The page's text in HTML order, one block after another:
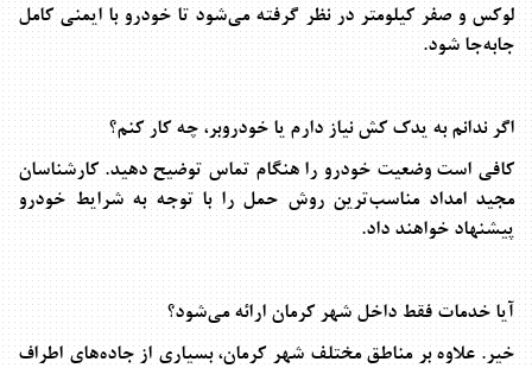
لوکس و صفر کیلومتر در نظر گرفته می‌شود تا خودرو با ایمنی کامل
جابه‌جا شود.
اگر ندانم به یدک کش نیاز دارم یا خودروبر، چه کار کنم؟
کافی است وضعیت خودرو را هنگام تماس توضیح دهید. کارشناسان
مجید امداد مناسب‌ترین روش حمل را با توجه به شرایط خودرو
پیشنهاد خواهند داد.
آیا خدمات فقط داخل شهر کرمان ارائه می‌شود؟
خیر. علاوه بر مناطق مختلف شهر کرمان، بسیاری از جاده‌های اطراف